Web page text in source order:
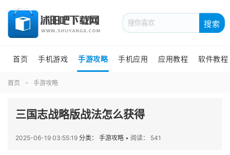
搜索
首页 手机游戏 手游攻略 手机应用 应用教程 软件教程
首页 手游攻略
三国志战略版战法怎么获得
2025-06-19 03:55:19 分类： 手游攻略 • 阅读： 541